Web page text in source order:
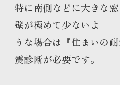
特に南側などに大きな窓
壁が極めて少ないよ
うな場合は『住まいの
震診断が必要です。